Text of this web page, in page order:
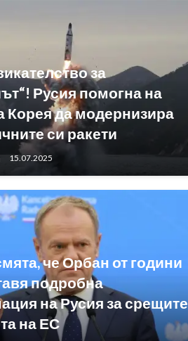
за
Русия помогна на
Корея да модернизира
си ракети
15.07.2025
че Орбан от години
подробна
на Русия за срещите
на ЕС